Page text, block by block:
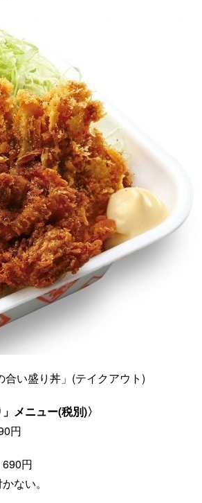
い盛り丼」(テイクアウト)
メニュー(税別)〉
円
円
ない。